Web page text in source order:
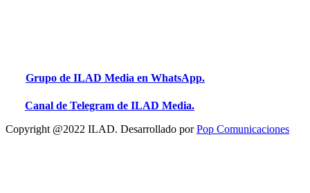
Grupo de ILAD Media en WhatsApp.
Canal de Telegram de ILAD Media.
Copyright @2022 ILAD. Desarrollado porPop Comunicaciones